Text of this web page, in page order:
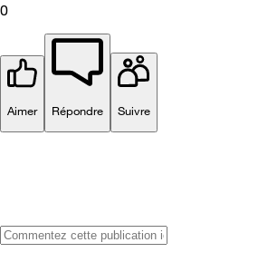
0
Aimer Répondre Suivre